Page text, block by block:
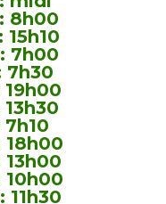
8h00
7h00
7h30
19h00
18h00
13h00
10h00
11h30